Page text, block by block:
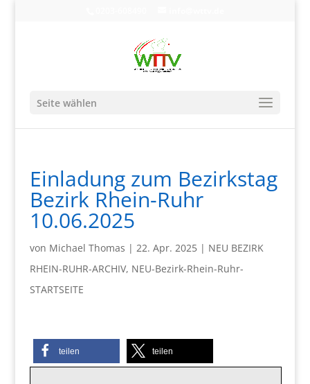
Seite wählen
Einladung zum Bezirkstag
Bezirk Rhein-Ruhr
10.06.2025
von Michael Thomas | 22. Apr. 2025| NEU BEZIRK
RHEIN-RUHR-ARCHIV, NEU-Bezirk-Rhein-Ruhr-
STARTSEITE
teilen teilen